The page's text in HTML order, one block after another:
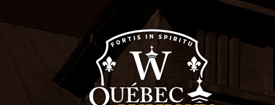
au